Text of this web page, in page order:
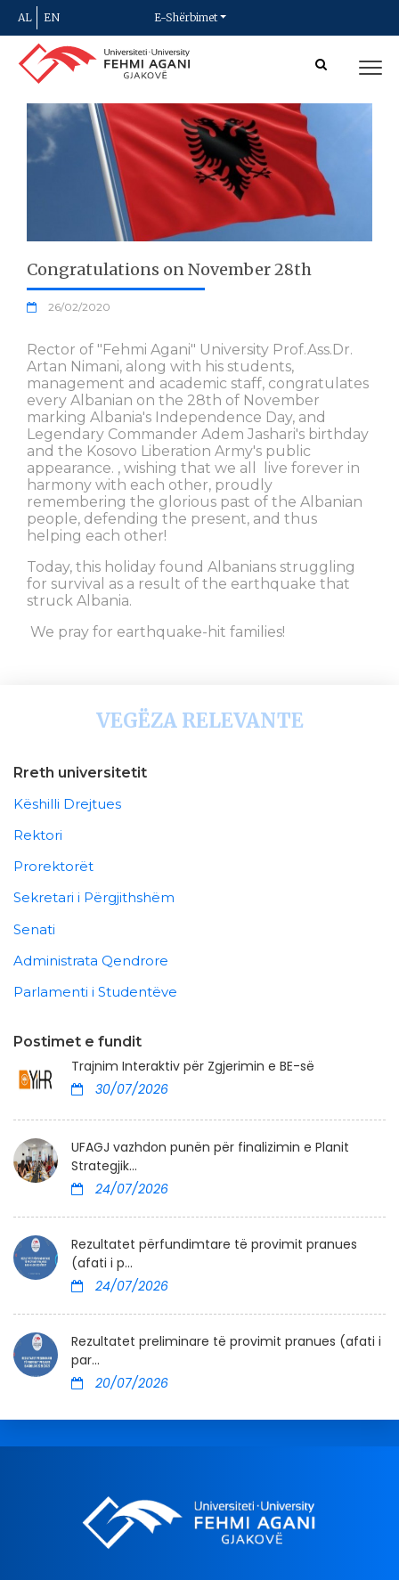
AL EN E-Shërbimet
Congratulations on November 28th
26/02/2020
Rector of "Fehmi Agani" University Prof.Ass.Dr.
Artan Nimani, along with his students,
management and academic staff, congratulates
every Albanian on the 28th of November
marking Albania's Independence Day, and
Legendary Commander Adem Jashari's birthday
and the Kosovo Liberation Army's public
appearance. , wishing that we all live forever in
harmony with each other, proudly
remembering the glorious past of the Albanian
people, defending the present, and thus
helping each other!
Today, this holiday found Albanians struggling
for survival as a result of the earthquake that
struck Albania.
We pray for earthquake-hit families!
VEGËZA RELEVANTE
Rreth universitetit
Këshilli Drejtues
Rektori
Prorektorët
Sekretari i Përgjithshëm
Senati
Administrata Qendrore
Parlamenti i Studentëve
Postimet e fundit
Trajnim Interaktiv për Zgjerimin e BE-së
30/07/2026
UFAGJ vazhdon punën për finalizimin e Planit
Strategjik...
24/07/2026
Rezultatet përfundimtare të provimit pranues
(afati i p...
24/07/2026
Rezultatet preliminare të provimit pranues (afati i
par...
20/07/2026